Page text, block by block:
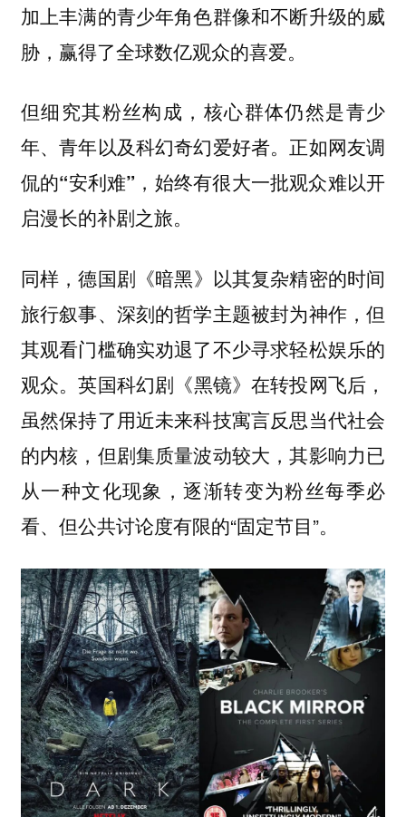
加上丰满的青少年角色群像和不断升级的威
胁，赢得了全球数亿观众的喜爱。
但细究其粉丝构成，核心群体仍然是青少
年、青年以及科幻奇幻爱好者。正如网友调
侃的“安利难”，始终有很大一批观众难以开
启漫长的补剧之旅。
同样，德国剧 《暗黑》 以其复杂精密的时间
旅行叙事、深刻的哲学主题被封为神作，但
其观看门槛确实劝退了不少寻求轻松娱乐的
观众。英国科幻剧 《黑镜》在转投网飞后，
虽然保持了用近未来科技寓言反思当代社会
的内核，但剧集质量波动较大，其影响力已
从一种文化现象，逐渐转变为粉丝每季必
看、但公共讨论度有限的“固定节目”。